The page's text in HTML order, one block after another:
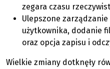
zegara czasu
Ulepszone
użytkownika, dodanie
oraz opcja zapisu i
Wielkie zmiany dotknęły